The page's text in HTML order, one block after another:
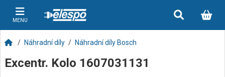
MENU
Náhradní díly Náhradní díly Bosch
Excentr. Kolo 1607031131